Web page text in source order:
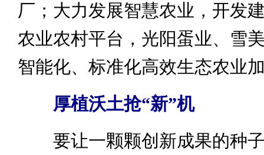
厂；大力发展智慧农业，开发
农业农村平台，光阳蛋业、雪
智能化、标准化高效生态农业
厚植沃土抢“新”机
要让一颗颗创新成果的种子